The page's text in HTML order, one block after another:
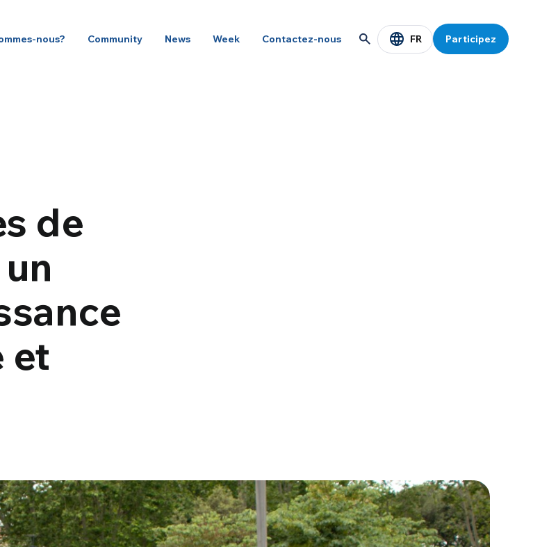
nous? Community News Week Contactez-nous FR Participez
de
et